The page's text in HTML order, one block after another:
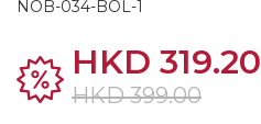
NOB-034-BOL-1
HKD 319.20
HKD 399.00